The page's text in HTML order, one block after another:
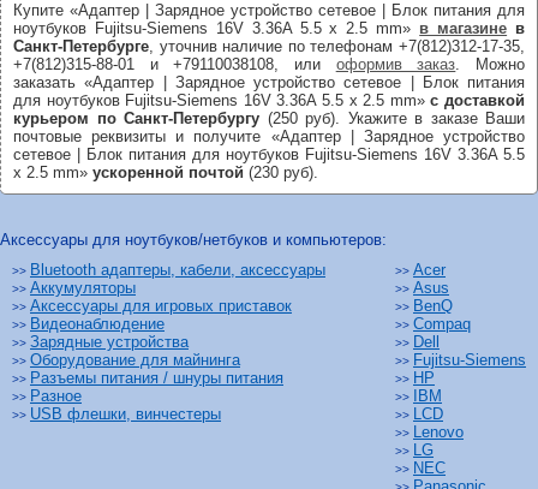
Купите «Адаптер | Зарядное устройство сетевое | Блок питания для
ноутбуков Fujitsu-Siemens 16V 3.36A 5.5 x 2.5 mm» в магазине в
Санкт-Петербурге, уточнив наличие по телефонам +7(812)312-17-35,
+7(812)315-88-01 и +79110038108, или оформив заказ. Можно
заказать «Адаптер | Зарядное устройство сетевое | Блок питания
для ноутбуков Fujitsu-Siemens 16V 3.36A 5.5 x 2.5 mm»с доставкой
курьером по Санкт-Петербургу (250 руб). Укажите в заказе Ваши
почтовые реквизиты и получите «Адаптер | Зарядное устройство
сетевое | Блок питания для ноутбуков Fujitsu-Siemens 16V 3.36A 5.5
x 2.5 mm» ускоренной почтой (230 руб).
Аксессуары для ноутбуков/нетбуков и компьютеров:
>> Bluetooth адаптеры, кабели, аксессуары
>> Аккумуляторы
>> Аксессуары для игровых приставок
>> Видеонаблюдение
>> Зарядные устройства
>> Оборудование для майнинга
>> Разъемы питания / шнуры питания
>> Разное
>> USB флешки, винчестеры
>> Acer
>> Asus
>> BenQ
>> Compaq
>> Dell
>> Fujitsu-Siemens
>> HP
>> IBM
>> LCD
>> Lenovo
>> LG
>> NEC